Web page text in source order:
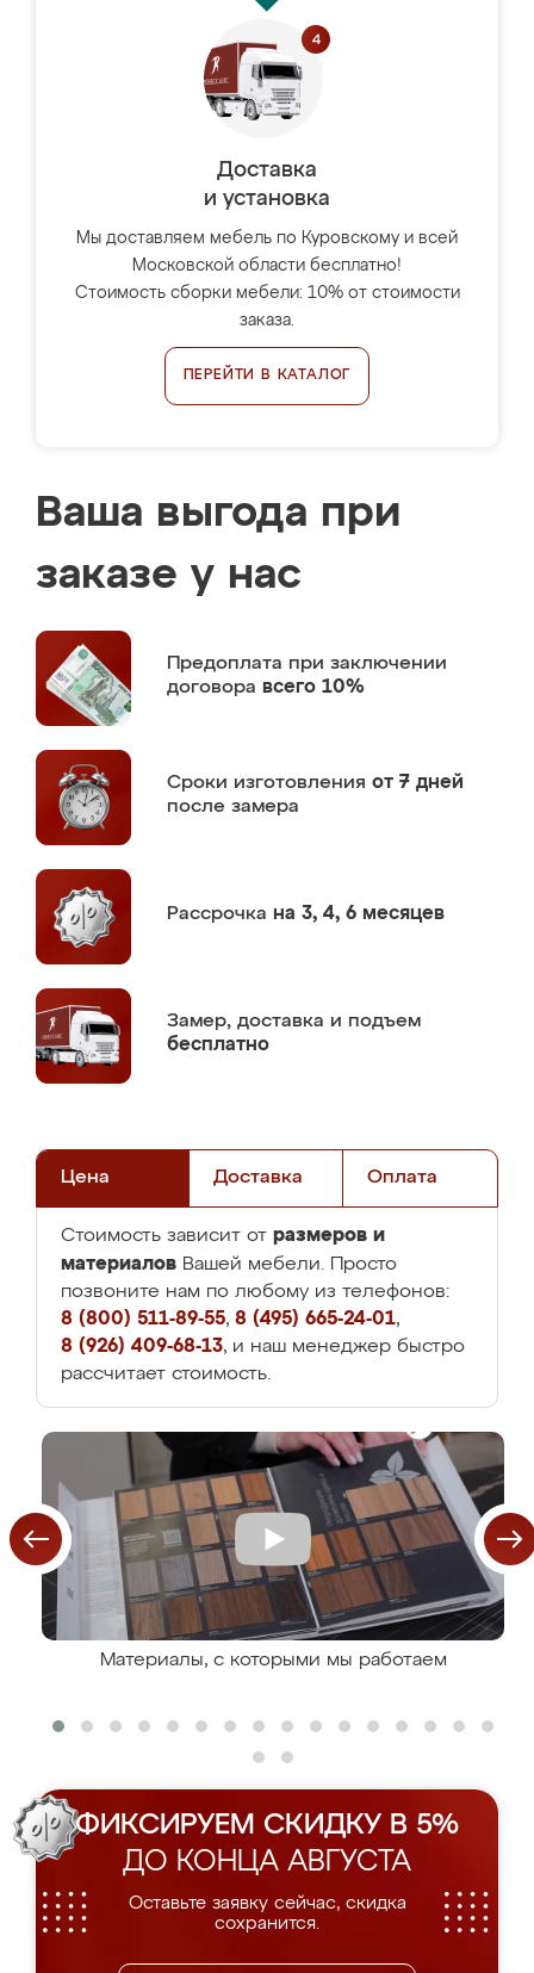
Доставка
и установка
Мы доставляем мебель по Куровскому и всей
Московской области бесплатно!
Стоимость сборки мебели: 10% от стоимости
заказа.
ПЕРЕЙТИ В КАТАЛОГ
Ваша выгода при
заказе у нас
Предоплата при заключении
договора всего 10%
Сроки изготовления от 7 дней
после замера
Рассрочка на 3, 4, 6 месяцев
Замер, доставка и подъем
бесплатно
Цена Доставка Оплата
Стоимость зависит от размеров и
материалов Вашей мебели. Просто
позвоните нам по любому из телефонов:
8 (800) 511-89-55, 8 (495) 665-24-01,
8 (926) 409-68-13, и наш менеджер быстро
рассчитает стоимость.
Материалы, с которыми мы работаем
ФИКСИРУЕМ СКИДКУ В 5%
ДО КОНЦА АВГУСТА
Оставьте заявку сейчас, скидка
сохранится.